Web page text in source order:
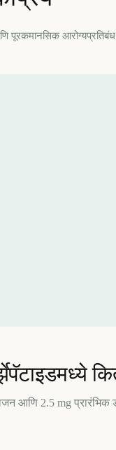
पूरकमानसिक आरोग्य
आणि 2.5 mg प्रारंभिक